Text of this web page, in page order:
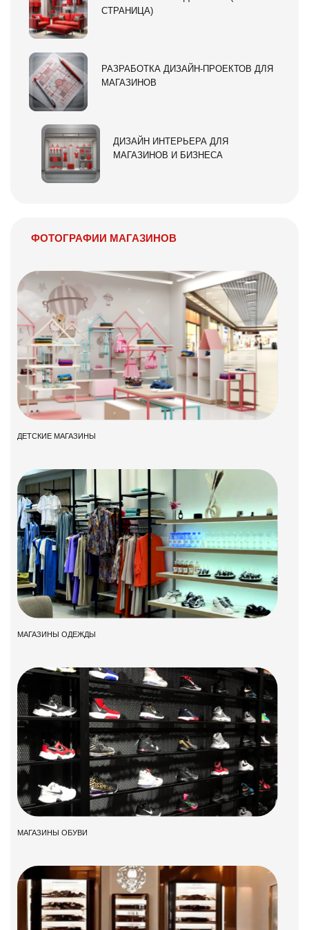
СТРАНИЦА)
РАЗРАБОТКА ДИЗАЙН-ПРОЕКТОВ ДЛЯ
МАГАЗИНОВ
ДИЗАЙН ИНТЕРЬЕРА ДЛЯ
МАГАЗИНОВ И БИЗНЕСА
ФОТОГРАФИИ МАГАЗИНОВ
ДЕТСКИЕ МАГАЗИНЫ
МАГАЗИНЫ ОДЕЖДЫ
МАГАЗИНЫ ОБУВИ